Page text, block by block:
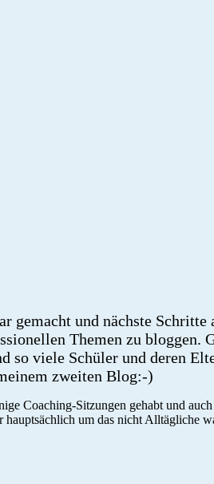
und nächste Schritte
Themen zu bloggen.
viele Schüler und deren
zweiten Blog:-)
Coaching-Sitzungen gehabt und
um das nicht Alltägliche